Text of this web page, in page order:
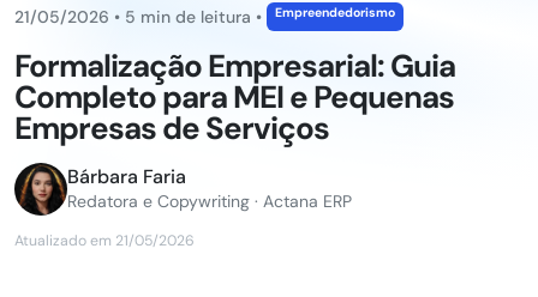
21/05/2026 • 5 min de leitura • Empreendedorismo
Formalização Empresarial: Guia
Completo para MEI e Pequenas
Empresas de Serviços
Bárbara Faria
Redatora e Copywriting · Actana ERP
Atualizado em 21/05/2026